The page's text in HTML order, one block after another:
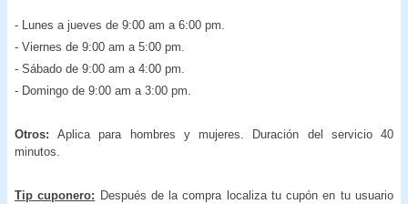
- Lunes a jueves de 9:00 am a 6:00 pm.
- Viernes de 9:00 am a 5:00 pm.
- Sábado de 9:00 am a 4:00 pm.
- Domingo de 9:00 am a 3:00 pm.
Otros:Aplica para hombres y mujeres. Duración del servicio 40
minutos.
Tip cuponero: Después de la compra localiza tu cupón en tu usuario